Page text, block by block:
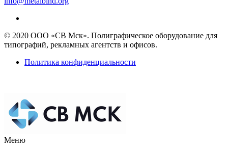
© 2020 ООО «СВ Мск». Полиграфическое оборудование для
типографий, рекламных агентств и офисов.
Политика конфиденциальности
Меню